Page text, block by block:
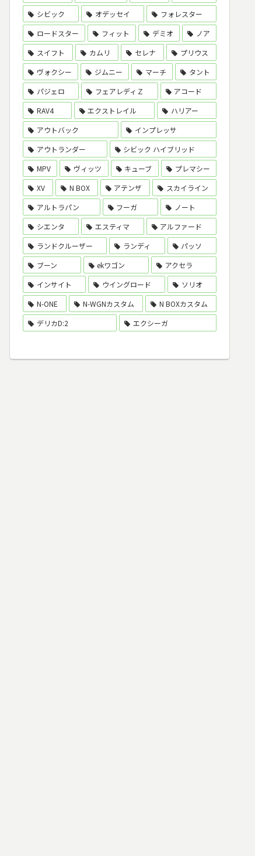
シビック
オデッセイ
フォレスター
ロードスター
フィット デミオ
ノア
スイフト
カムリ セレナ
プリウス
ヴォクシー
ジムニー マーチ
タント
パジェロ
フェアレディＺ
アコード
RAV4
エクストレイル
ハリアー
アウトバック
インプレッサ
アウトランダー
シビック ハイブリッド
MPV
ヴィッツ キューブ
プレマシー
XV
N BOX アテンザ
スカイライン
アルトラパン
フーガ
ノート
シエンタ
エスティマ
アルファード
ランドクルーザー
ランディ
パッソ
ブーン
ekワゴン
アクセラ
インサイト
ウイングロード
ソリオ
N-ONE
N-WGNカスタム
N BOXカスタム
デリカD:2
エクシーガ